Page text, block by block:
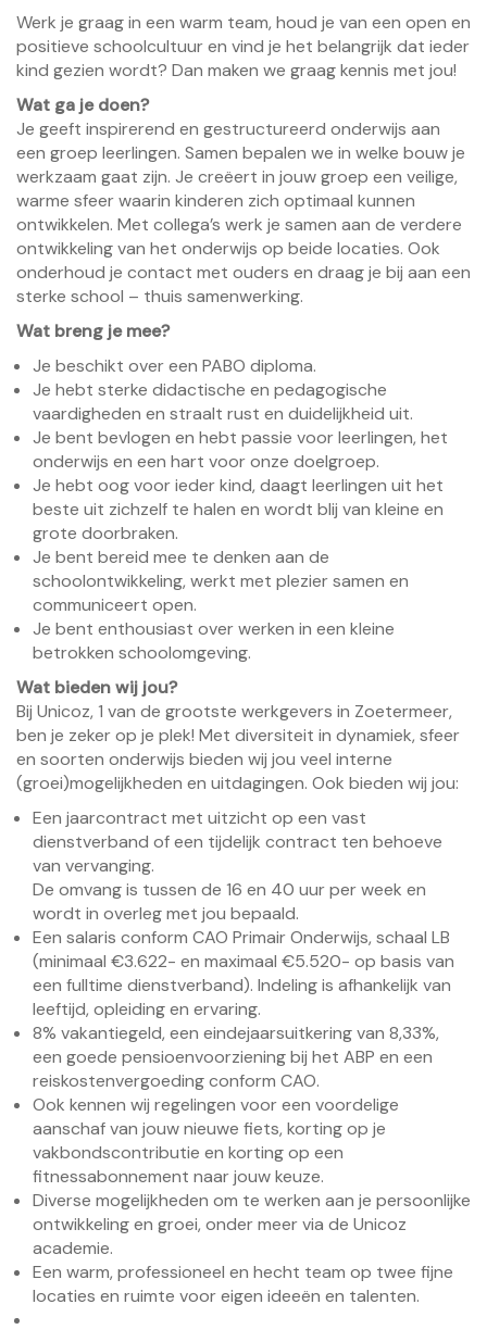
Werk je graag in een warm team, houd je van een open en
positieve schoolcultuur en vind je het belangrijk dat ieder
kind gezien wordt? Dan maken we graag kennis met jou!
Wat ga je doen?
Je geeft inspirerend en gestructureerd onderwijs aan
een groep leerlingen. Samen bepalen we in welke bouw je
werkzaam gaat zijn. Je creëert in jouw groep een veilige,
warme sfeer waarin kinderen zich optimaal kunnen
ontwikkelen. Met collega’s werk je samen aan de verdere
ontwikkeling van het onderwijs op beide locaties. Ook
onderhoud je contact met ouders en draag je bij aan een
sterke school – thuis samenwerking.
Wat breng je mee?
Je beschikt over een PABO diploma.
Je hebt sterke didactische en pedagogische
vaardigheden en straalt rust en duidelijkheid uit.
Je bent bevlogen en hebt passie voor leerlingen, het
onderwijs en een hart voor onze doelgroep.
Je hebt oog voor ieder kind, daagt leerlingen uit het
beste uit zichzelf te halen en wordt blij van kleine en
grote doorbraken.
Je bent bereid mee te denken aan de
schoolontwikkeling, werkt met plezier samen en
communiceert open.
Je bent enthousiast over werken in een kleine
betrokken schoolomgeving.
Wat bieden wij jou?
Bij Unicoz, 1 van de grootste werkgevers in Zoetermeer,
ben je zeker op je plek! Met diversiteit in dynamiek, sfeer
en soorten onderwijs bieden wij jou veel interne
(groei)mogelijkheden en uitdagingen. Ook bieden wij jou:
Een jaarcontract met uitzicht op een vast
dienstverband of een tijdelijk contract ten behoeve
van vervanging.
De omvang is tussen de 16 en 40 uur per week en
wordt in overleg met jou bepaald.
Een salaris conform CAO Primair Onderwijs, schaal LB
(minimaal €3.622- en maximaal €5.520- op basis van
een fulltime dienstverband). Indeling is afhankelijk van
leeftijd, opleiding en ervaring.
8% vakantiegeld, een eindejaarsuitkering van 8,33%,
een goede pensioenvoorziening bij het ABP en een
reiskostenvergoeding conform CAO.
Ook kennen wij regelingen voor een voordelige
aanschaf van jouw nieuwe fiets, korting op je
vakbondscontributie en korting op een
fitnessabonnement naar jouw keuze.
Diverse mogelijkheden om te werken aan je persoonlijke
ontwikkeling en groei, onder meer via de Unicoz
academie.
Een warm, professioneel en hecht team op twee fijne
locaties en ruimte voor eigen ideeën en talenten.